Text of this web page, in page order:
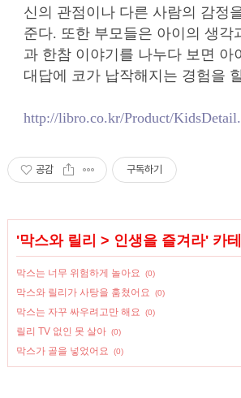
신의 관점이나 다른 사람의 감정
준다. 또한 부모들은 아이의 생
과 한참 이야기를 나누다 보면
대답에 코가 납작해지는 경험을
http://libro.co.kr/Product/
공감 구독하기
'막스와 릴리 > 인생을 즐겨라' 카
막스는 너무 위험하게 놀아요 (0)
막스와 릴리가 사탕을 훔쳤어요 (0)
막스는 자꾸 싸우려고만 해요 (0)
릴리 TV 없인 못 살아 (0)
막스가 골을 넣었어요 (0)